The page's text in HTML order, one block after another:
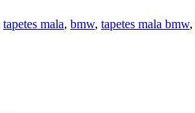
tapetes mala, bmw, tapetes mala bmw,